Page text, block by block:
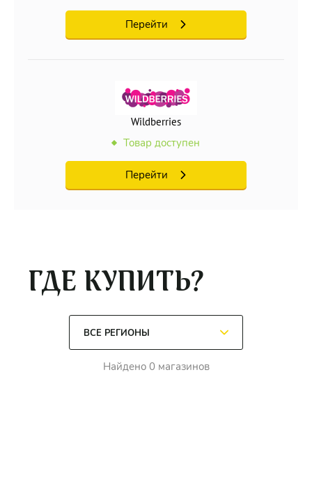
Перейти
Wildberries
Товар доступен
Перейти
ГДЕ КУПИТЬ?
Найдено 0 магазинов